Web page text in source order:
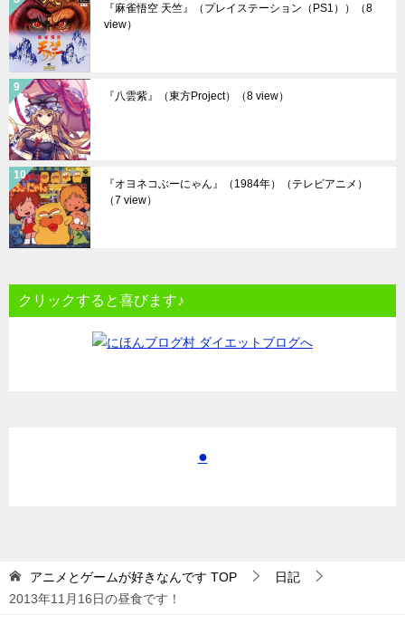
『麻雀悟空 天竺』（プレイステーション（PS1））
（8
view）
『八雲紫』（東方Project） （8 view）
『オヨネコぶーにゃん』（1984年）（テレビアニメ）
（7 view）
クリックすると喜びます♪
●
アニメとゲームが好きなんです TOP
日記
2013年11月16日の昼食です！